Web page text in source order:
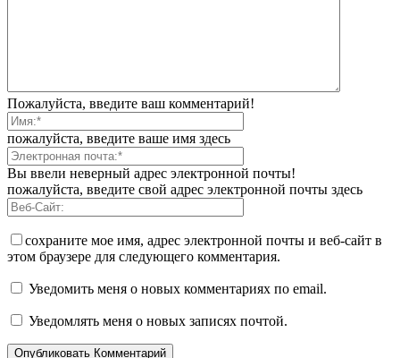
Пожалуйста, введите ваш комментарий!
пожалуйста, введите ваше имя здесь
Вы ввели неверный адрес электронной почты!
пожалуйста, введите свой адрес электронной почты здесь
сохраните мое имя, адрес электронной почты и веб-сайт в
этом браузере для следующего комментария.
Уведомить меня о новых комментариях по email.
Уведомлять меня о новых записях почтой.